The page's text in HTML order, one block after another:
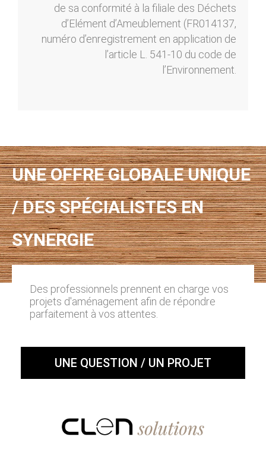
de sa conformité à la filiale des Déchets
d’Elément d’Ameublement (FR014137,
numéro d’enregistrement en application de
l’article L. 541-10 du code de
l’Environnement.
UNE OFFRE GLOBALE UNIQUE
/ DES SPÉCIALISTES EN
SYNERGIE
Des professionnels prennent en charge vos
projets d'aménagement afin de répondre
parfaitement à vos attentes.
UNE QUESTION / UN PROJET